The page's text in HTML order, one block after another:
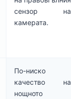
сензор на
камерата.
По-ниско
качество на
нощното